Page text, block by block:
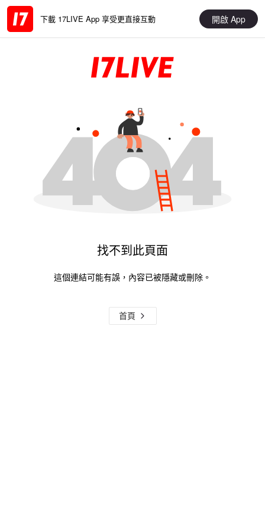
下載 17LIVE App 享受更直接互動 開啟 App
找不到此頁面
這個連結可能有誤，內容已被隱藏或刪除。
首頁